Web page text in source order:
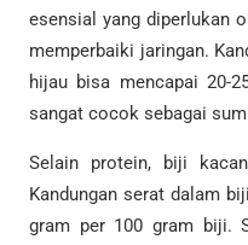
esensial yang diperlukan
memperbaiki jaringan.
hijau bisa mencapai 20-
sangat cocok sebagai
Selain protein, biji
Kandungan serat dalam
gram per 100 gram biji.